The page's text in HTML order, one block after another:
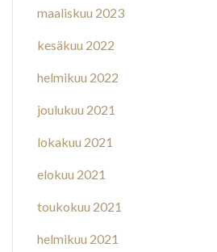
maaliskuu 2023
kesäkuu 2022
helmikuu 2022
joulukuu 2021
lokakuu 2021
elokuu 2021
toukokuu 2021
helmikuu 2021